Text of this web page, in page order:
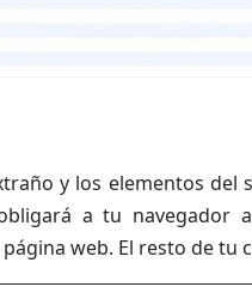
y los elementos del
a tu navegador
web. El resto de tu